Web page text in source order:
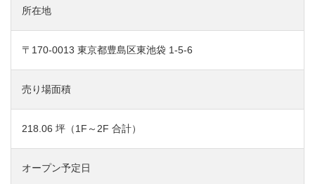
所在地
〒170-0013 東京都豊島区東池袋 1-5-6
売り場面積
218.06 坪（1F～2F 合計）
オープン予定日